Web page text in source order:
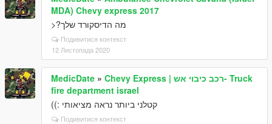
MDA) Chevy express 2017
מה הדיסקורד שלך?<
Подивитися контекст
12 Листопада 2020
MedicDate » Chevy Express | רכב כיבוי אש- Truck
fire department israel
קטלני ביותר נראה מציאותי :))
Подивитися контекст